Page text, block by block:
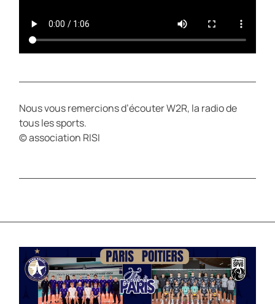
Nous vous remercions d’écouter W2R, la radio de
tous les sports.
© association RISI